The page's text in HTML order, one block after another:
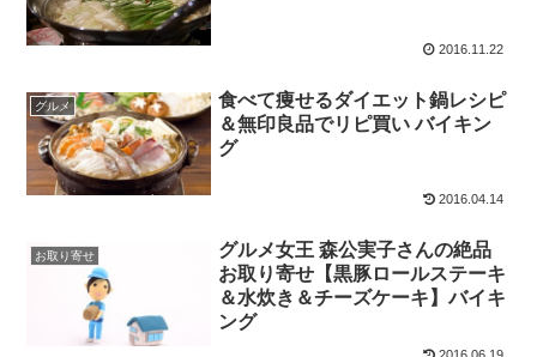
2016.11.22
グルメ
食べて痩せるダイエット鍋レシピ
＆無印良品でリピ買い バイキン
グ
2016.04.14
お取り寄せ
グルメ女王 森公実子さんの絶品
お取り寄せ【黒豚ロールステーキ
＆水炊き＆チーズケーキ】バイキ
ング
2016.06.19